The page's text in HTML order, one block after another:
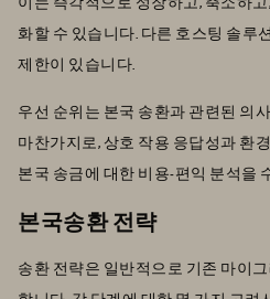
화할 수 있습니다. 다른 호스팅 솔루
제한이 있습니다.
우선 순위는 본국 송환과 관련된 의
마찬가지로, 상호 작용 응답성과 환
본국 송금에 대한 비용-편익 분석을
본국송환 전략
송환 전략은 일반적으로 기존 마이